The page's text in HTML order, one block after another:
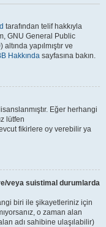
tarafından telif hakkıyla
GNU General Public
yapılmıştır ve
Hakkında sayfasına bakın.
Eğer herhangi
lütfen
fikirlere oy verebilir ya
veya suistimal durumlarda
biri ile şikayetleriniz için
o zaman alan
adı sahibine ulaşılabilir)